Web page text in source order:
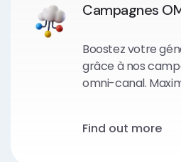
Campagnes
Boostez votre
grâce à nos
omni-canal.
marketing multi-
Find out more